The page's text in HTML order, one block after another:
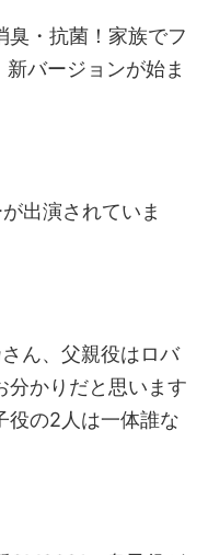
臭・抗菌！家族でフ
バージョンが始ま
出演されていま
ん、父親役はロバ
分かりだと思います
役の2人は一体誰な